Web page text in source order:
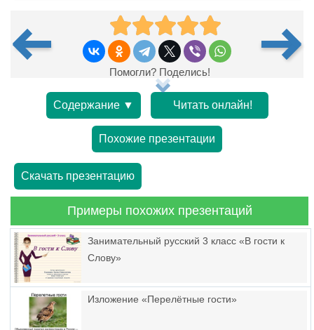
Помогли? Поделись!
Содержание ▼ Читать онлайн!
Похожие презентации
Скачать презентацию
Примеры похожих презентаций
Занимательный русский 3 класс «В гости к
Слову»
Изложение «Перелётные гости»